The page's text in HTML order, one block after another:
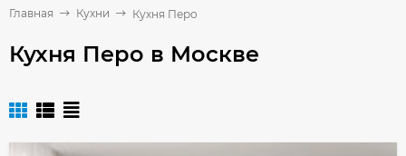
Главная Кухни Кухня Перо
Кухня Перо в Москве